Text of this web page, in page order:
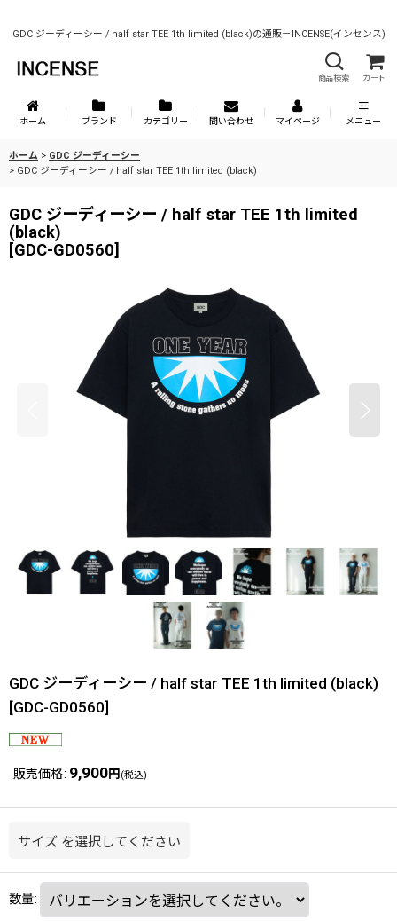
GDC ジーディーシー / half star TEE 1th limited (black)の通販－INCENSE(インセンス)
商品検索 カート
ホーム ブランド カテゴリー 問い合わせ マイページ メニュー
ホーム > GDC ジーディーシー
> GDC ジーディーシー / half star TEE 1th limited (black)
GDC ジーディーシー / half star TEE 1th limited
(black)
[GDC-GD0560]
GDC ジーディーシー / half star TEE 1th limited (black)
[GDC-GD0560]
販売価格: 9,900円 (税込)
サイズ を選択してください
数量: